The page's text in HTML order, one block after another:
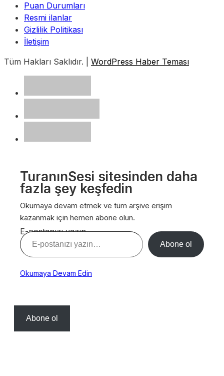
Puan Durumları
Resmi ilanlar
Gizlilik Politikası
İletişim
Tüm Hakları Saklıdır. | WordPress Haber Teması
TuranınSesi sitesinden daha
fazla şey keşfedin
Okumaya devam etmek ve tüm arşive erişim
kazanmak için hemen abone olun.
E-postanızı yazın…
Abone ol
Okumaya Devam Edin
Abone ol